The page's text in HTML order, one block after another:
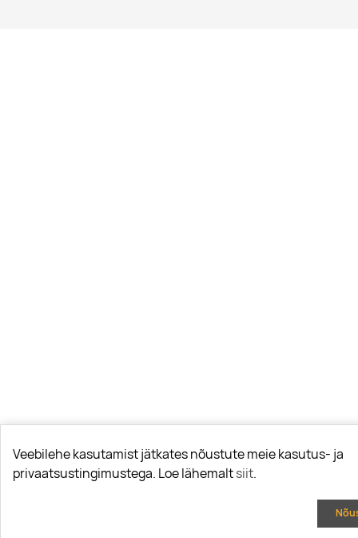
Veebilehe kasutamist jätkates nõustute meie kasutus- ja
privaatsustingimustega. Loe lähemaltsiit.